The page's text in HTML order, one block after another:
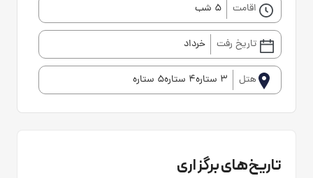
اقامت 5 شب
تاریخ رفت خرداد
هتل 3 ستاره4 ستاره5 ستاره
تاریخ‌های برگزاری